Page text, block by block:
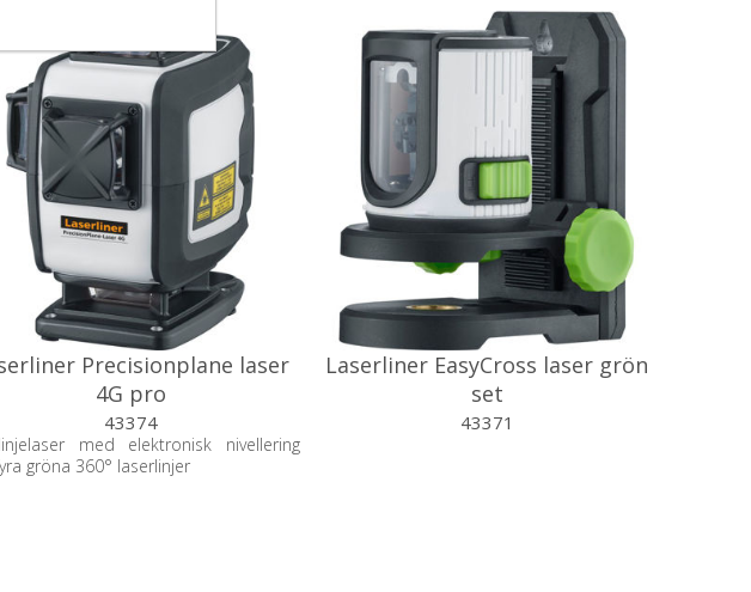
Precisionplane laser
4G pro
43374
med elektronisk nivellering
gröna 360° laserlinjer
Laserliner EasyCross laser grön
set
43371